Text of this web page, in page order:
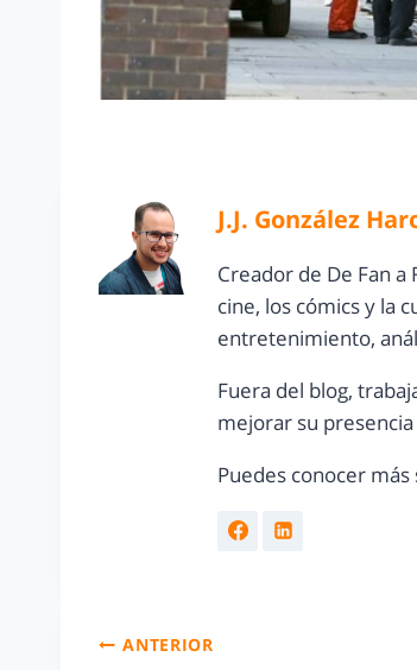
J.J. González
Creador de De Fan
cine, los cómics y la
entretenimiento,
Fuera del blog,
mejorar su
Puedes conocer
ANTERIOR